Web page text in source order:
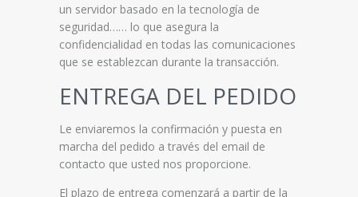
un servidor basado en la tecnología de
seguridad…… lo que asegura la
confidencialidad en todas las comunicaciones
que se establezcan durante la transacción.
ENTREGA DEL PEDIDO
Le enviaremos la confirmación y puesta en
marcha del pedido a través del email de
contacto que usted nos proporcione.
El plazo de entrega comenzará a partir de la